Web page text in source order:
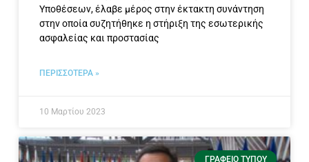
Υποθέσεων, έλαβε μέρος στην έκτακτη συνάντηση
στην οποία συζητήθηκε η στήριξη της εσωτερικής
ασφαλείας και προστασίας
ΠΕΡΙΣΣΟΤΕΡΑ »
10 Μαρτίου 2023
ΓΡΑΦΕΊΟ ΤΎΠΟΥ